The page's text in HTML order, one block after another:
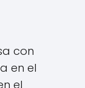
con
en el
el